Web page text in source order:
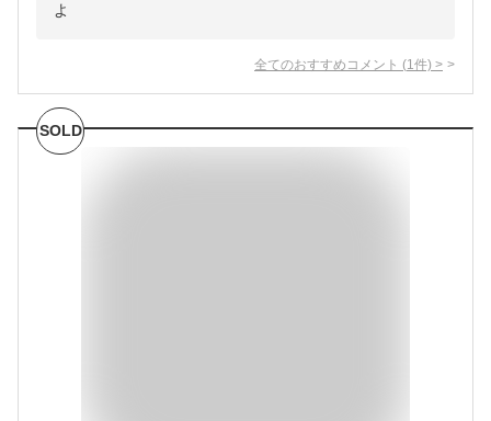
よ
全てのおすすめコメント (1 件) >
SOLD